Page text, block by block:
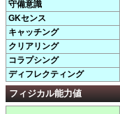
守備意識
GKセンス
キャッチング
クリアリング
コラプシング
ディフレクティング
フィジカル能力値